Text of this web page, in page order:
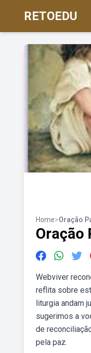
RETOEDU
Home>Oração
Oração
Webviver
reflita sobre
liturgia andam
sugerimos a
de
pela paz.